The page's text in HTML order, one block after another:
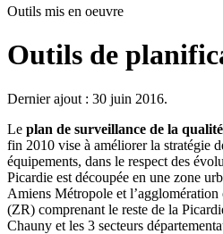
Outils mis en oeuvre
Outils de
Dernier ajout : 30 juin 2016.
Le plan de surveillance de la
fin 2010 vise à améliorer la stratégie
équipements, dans le respect des
Picardie est découpée en une zone
Amiens Métropole et
(ZR) comprenant le reste de la
Chauny et les 3 secteurs